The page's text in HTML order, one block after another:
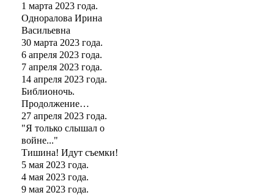
1 марта 2023 года.
Одноралова Ирина
Васильевна
30 марта 2023 года.
6 апреля 2023 года.
7 апреля 2023 года.
14 апреля 2023 года.
Библионочь.
Продолжение…
27 апреля 2023 года.
"Я только слышал о
войне..."
Тишина! Идут съемки!
5 мая 2023 года.
4 мая 2023 года.
9 мая 2023 года.